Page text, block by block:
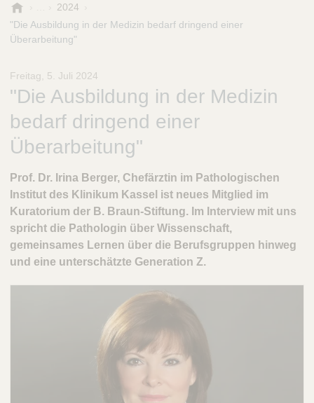
.
B
u
n
S
t
i
t
u
n
g
2024
"Die Ausbildung in der Medizin bedarf dringend einer
Überarbeitung"
Freitag, 5. Juli 2024
"Die Ausbildung in der Medizin
bedarf dringend einer
Überarbeitung"
Prof. Dr. Irina Berger, Chefärztin im Pathologischen
Institut des Klinikum Kassel ist neues Mitglied im
Kuratorium der B. Braun-Stiftung. Im Interview mit uns
spricht die Pathologin über Wissenschaft,
gemeinsames Lernen über die Berufsgruppen hinweg
und eine unterschätzte Generation Z.